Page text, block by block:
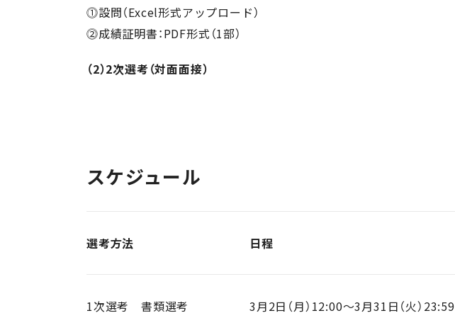
⓵設問（Excel形式アップロード）
⓶成績証明書：PDF形式（1部）
（2）2次選考（対面面接）
スケジュール
選考方法 日程
1次選考 書類選考 3月2日（月）12:00～3月31日（火）23:59